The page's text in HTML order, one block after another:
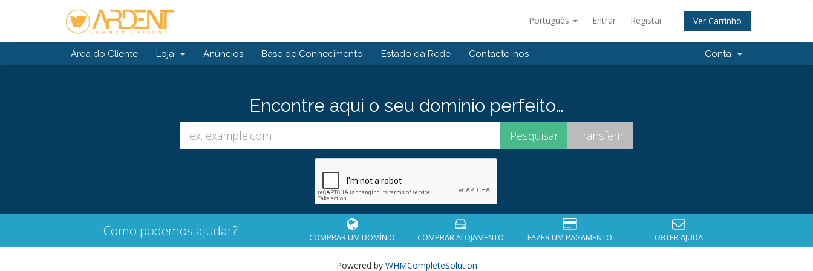
Português Entrar Registar Ver Carrinho
Área do Cliente Loja Anúncios Base de Conhecimento Estado da Rede Contacte-nos Conta
Encontre aqui o seu domínio perfeito…
Como podemos ajudar? COMPRAR UM DOMÍNIO COMPRAR ALOJAMENTO FAZER UM PAGAMENTO OBTER AJUDA
Powered by WHMCompleteSolution